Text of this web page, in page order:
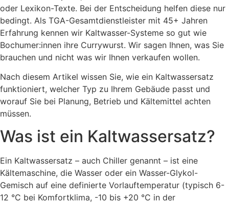
oder Lexikon-Texte. Bei der Entscheidung helfen diese nur
bedingt. Als TGA-Gesamtdienstleister mit 45+ Jahren
Erfahrung kennen wir Kaltwasser-Systeme so gut wie
Bochumer:innen ihre Currywurst. Wir sagen Ihnen, was Sie
brauchen und nicht was wir Ihnen verkaufen wollen.
Nach diesem Artikel wissen Sie, wie ein Kaltwassersatz
funktioniert, welcher Typ zu Ihrem Gebäude passt und
worauf Sie bei Planung, Betrieb und Kältemittel achten
müssen.
Was ist ein Kaltwassersatz?
Ein Kaltwassersatz – auch Chiller genannt – ist eine
Kältemaschine, die Wasser oder ein Wasser-Glykol-
Gemisch auf eine definierte Vorlauftemperatur (typisch 6-
12 °C bei Komfortklima, -10 bis +20 °C in der